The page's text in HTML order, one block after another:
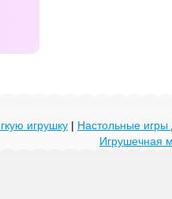
игрушку | Настольные игры
Игрушечная